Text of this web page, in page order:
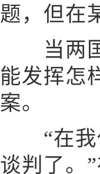
题，但在
当两国
能发挥怎
案。
“在我
谈判了。